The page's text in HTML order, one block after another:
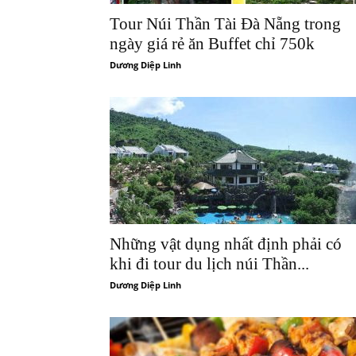
Tour Núi Thần Tài Đà Nẵng trong
ngày giá rẻ ăn Buffet chỉ 750k
Dương Diệp Linh
Những vật dụng nhất định phải có
khi đi tour du lịch núi Thần...
Dương Diệp Linh